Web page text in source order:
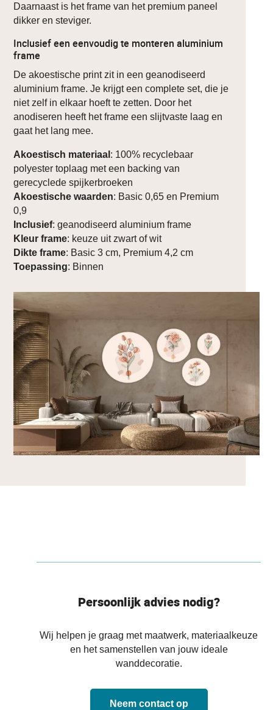
Daarnaast is het frame van het premium paneel
dikker en steviger.
Inclusief een eenvoudig te monteren aluminium
frame
De akoestische print zit in een geanodiseerd
aluminium frame. Je krijgt een complete set, die je
niet zelf in elkaar hoeft te zetten. Door het
anodiseren heeft het frame een slijtvaste laag en
gaat het lang mee.
Akoestisch materiaal : 100% recyclebaar
polyester toplaag met een backing van
gerecyclede spijkerbroeken
Akoestische waarden: Basic 0,65 en Premium
0,9
Inclusief: geanodiseerd aluminium frame
Kleur frame: keuze uit zwart of wit
Dikte frame: Basic 3 cm, Premium 4,2 cm
Toepassing: Binnen
Persoonlijk advies nodig?
Wij helpen je graag met maatwerk, materiaalkeuze
en het samenstellen van jouw ideale
wanddecoratie.
Neem contact op